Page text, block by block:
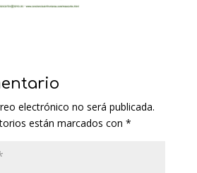
electrónico no será publicada.
están marcados con *